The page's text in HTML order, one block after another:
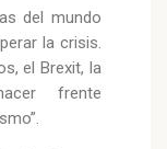
del mundo
la crisis.
el Brexit, la
frente